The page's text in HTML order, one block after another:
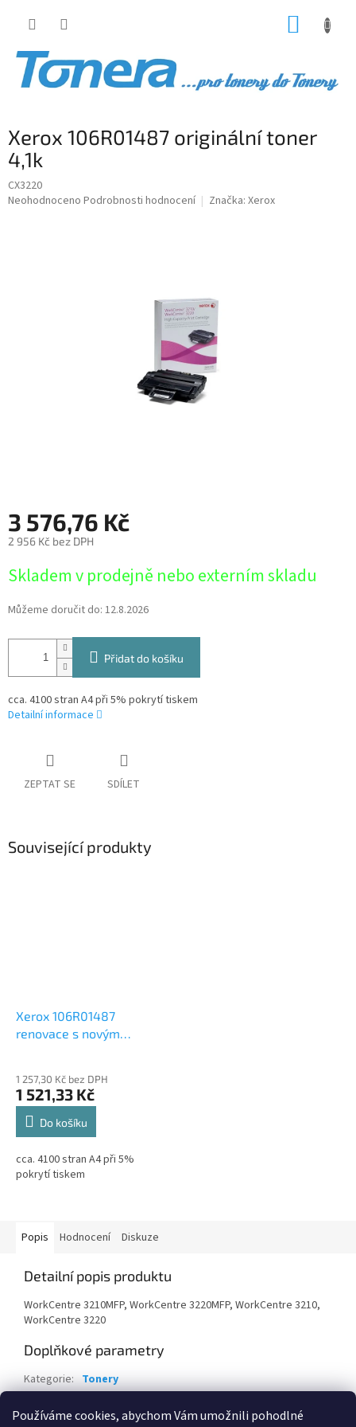
Používáme cookies, abychom Vám umožnili pohodlné
Xerox 106R01487 originální toner
4,1k
CX3220
Průměrné
Neohodnoceno Podrobnosti hodnocení Značka: Xerox
3 576,76 Kč
2 956 Kč bez DPH
cena:
Skladem v prodejně nebo externím skladu
Můžeme doručit do: 12.8.2026
Přidat do košíku
cca. 4100 stran A4 při 5% pokrytí tiskem
Detailní informace
ZEPTAT SE SDÍLET
Související produkty
Xerox 106R01487
renovace s novým
1 257,30 Kč bez DPH
1 521,33 Kč
Do košíku
cca. 4100 stran A4 při 5%
pokrytí tiskem
Popis Hodnocení Diskuze
Detailní popis produktu
WorkCentre 3210MFP, WorkCentre 3220MFP, WorkCentre 3210,
WorkCentre 3220
Doplňkové parametry
Kategorie: Tonery
EAN: 95205614879